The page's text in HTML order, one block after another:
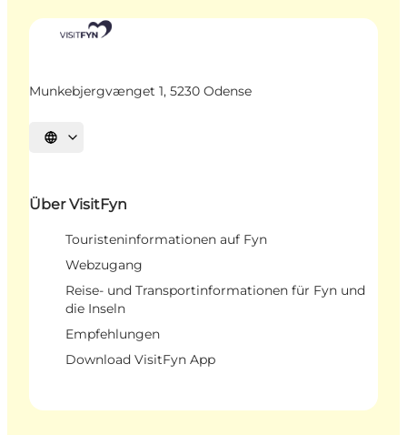
Munkebjergvænget 1, 5230 Odense
Sprache auswählen
Über VisitFyn
Touristeninformationen auf Fyn
Webzugang
Reise- und Transportinformationen für Fyn und
die Inseln
Empfehlungen
Download VisitFyn App